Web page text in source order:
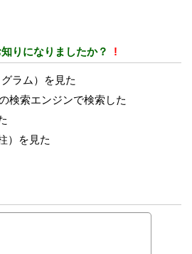
りになりましたか？ !
ラム）を見た
検索エンジンで検索した
）を見た